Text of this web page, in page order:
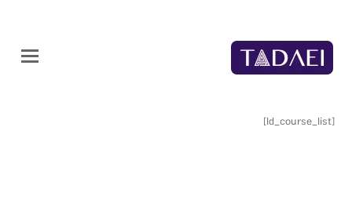
[ld_course_list]